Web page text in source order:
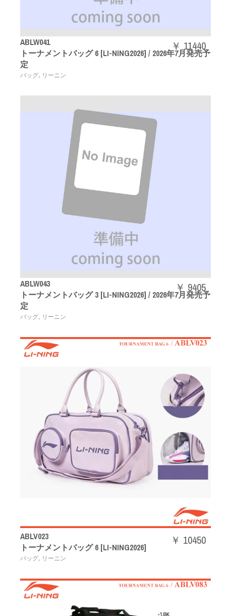
ABLW041
トーナメントバッグ 6 [LI-NING2026] / 2026年7月発売予
定
バッグ, リーニン
￥ 11440
ABLW043
トーナメントバッグ 3 [LI-NING2026] / 2026年7月発売予
定
バッグ, リーニン
￥ 9405
ABLV023
トーナメントバッグ 6 [LI-NING2026]
バッグ, リーニン
￥ 10450